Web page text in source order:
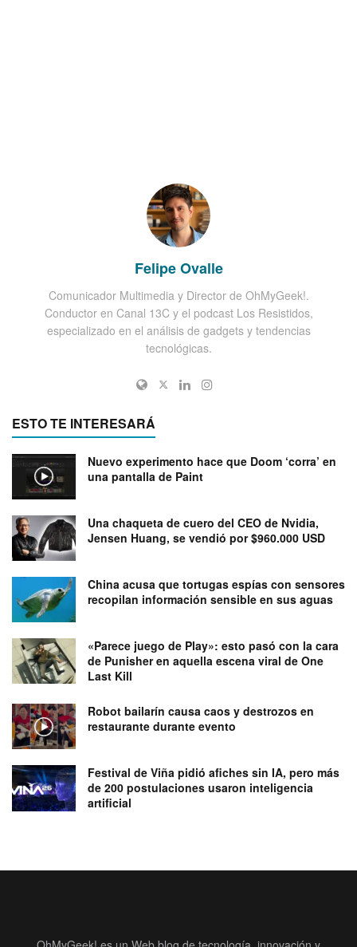
Felipe Ovalle
Comunicador Multimedia y Director de OhMyGeek!.
Conductor en Canal 13C y el podcast Los Resistidos,
especializado en el análisis de gadgets y tendencias
tecnológicas.
ESTO TE INTERESARÁ
Nuevo experimento hace que Doom ‘corra’ en
una pantalla de Paint
Una chaqueta de cuero del CEO de Nvidia,
Jensen Huang, se vendió por $960.000 USD
China acusa que tortugas espías con sensores
recopilan información sensible en sus aguas
«Parece juego de Play»: esto pasó con la cara
de Punisher en aquella escena viral de One
Last Kill
Robot bailarín causa caos y destrozos en
restaurante durante evento
Festival de Viña pidió afiches sin IA, pero más
de 200 postulaciones usaron inteligencia
artificial